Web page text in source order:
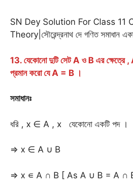
SN Dey Solution For Class 11
Theory|সৌরেন্দ্রনাথ দে গণিত সমাধান
13. যেকোনো দুটি সেট A ও B এর ক্ষেত্রে ,
প্রমান করো যে A = B ।
সমাধানঃ
ধরি , x ∈ A , x যেকোনো একটি পদ ।
⇒ x ∈ A ∪ B
⇒ x ∊ A ∩ B [ As A ∪ B = A ∩